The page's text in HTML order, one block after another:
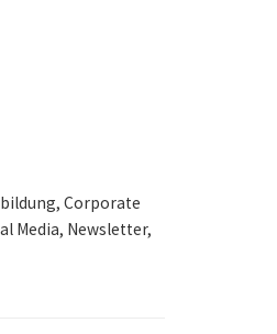
Corporate
Media, Newsletter,